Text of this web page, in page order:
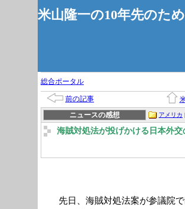
米山隆一の10年先のた
総合ポータル
前の記事
ニュースの感想
アメリカ |
海賊対処法が投げかける日本外交
先日、海賊対処法案が参議院